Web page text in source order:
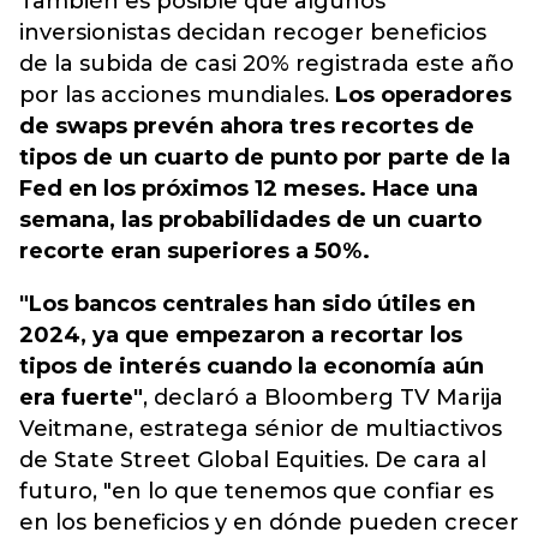
inversionistas decidan recoger beneficios
de la subida de casi 20% registrada este año
por las acciones mundiales. Los operadores
de swaps prevén ahora tres recortes de
tipos de un cuarto de punto por parte de la
Fed en los próximos 12 meses. Hace una
semana, las probabilidades de un cuarto
recorte eran superiores a 50%.
"Los bancos centrales han sido útiles en
2024, ya que empezaron a recortar los
tipos de interés cuando la economía aún
era fuerte", declaró a Bloomberg TV Marija
Veitmane, estratega sénior de multiactivos
de State Street Global Equities. De cara al
futuro, "en lo que tenemos que confiar es
en los beneficios y en dónde pueden crecer